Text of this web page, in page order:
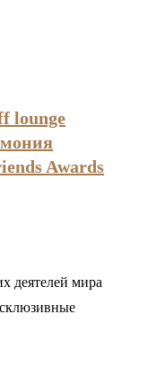
lounge
Awards
деятелей мира